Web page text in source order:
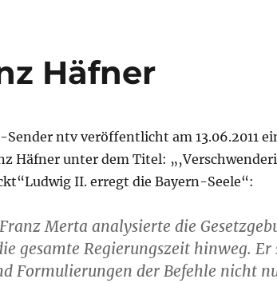
Häfner
ntv veröffentlicht am 13.06.2011
Häfner unter dem Titel:
II. erregt die Bayern-Seele“:
Merta analysierte die
gesamte Regierungszeit hinweg. Er
Formulierungen der Befehle nicht